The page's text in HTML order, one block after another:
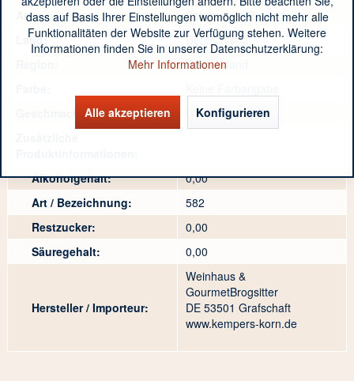
Art:
Spirituosen, Brand
Land:
Deutschland
Deutschland
keine Angabe
Alkoholgehalt:
0,00
Art / Bezeichnung:
582
Restzucker:
0,00
Säuregehalt:
0,00
Hersteller / Importeur:
Weinhaus &
GourmetBrogsitter
DE 53501 Grafschaft
www.kempers-korn.de
dass auf Basis Ihrer Einstellungen womöglich nicht mehr alle
Funktionalitäten der Website zur Verfügung stehen. Weitere
Informationen finden Sie in unserer Datenschutzerklärung:
Mehr Informationen
Alle akzeptieren Konfigurieren